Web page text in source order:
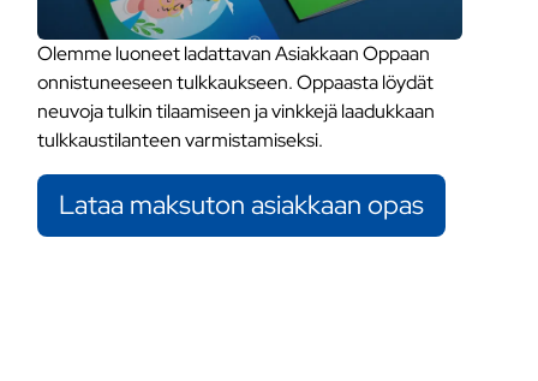
Olemme luoneet ladattavan Asiakkaan Oppaan
onnistuneeseen tulkkaukseen. Oppaasta löydät
neuvoja tulkin tilaamiseen ja vinkkejä laadukkaan
tulkkaustilanteen varmistamiseksi.
Lataa maksuton asiakkaan opas